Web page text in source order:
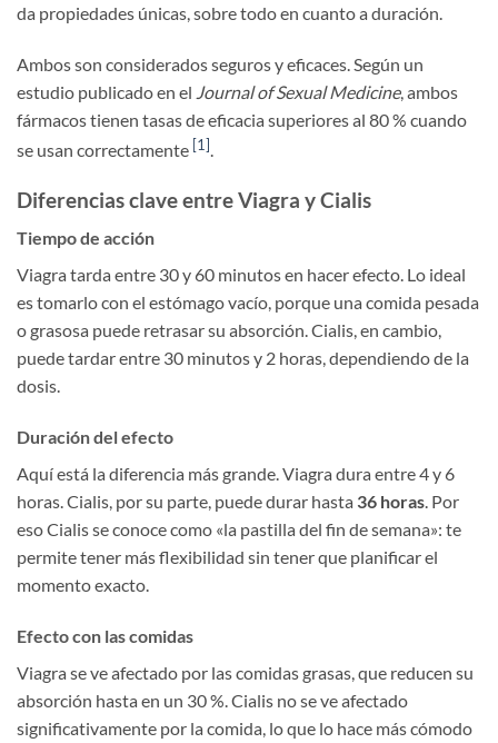
da propiedades únicas, sobre todo en cuanto a duración.
Ambos son considerados seguros y eficaces. Según un
estudio publicado en el Journal of Sexual Medicine, ambos
fármacos tienen tasas de eficacia superiores al 80 % cuando
se usan correctamente [1].
Diferencias clave entre Viagra y Cialis
Tiempo de acción
Viagra tarda entre 30 y 60 minutos en hacer efecto. Lo ideal
es tomarlo con el estómago vacío, porque una comida pesada
o grasosa puede retrasar su absorción. Cialis, en cambio,
puede tardar entre 30 minutos y 2 horas, dependiendo de la
dosis.
Duración del efecto
Aquí está la diferencia más grande. Viagra dura entre 4 y 6
horas. Cialis, por su parte, puede durar hasta 36 horas. Por
eso Cialis se conoce como «la pastilla del fin de semana»: te
permite tener más flexibilidad sin tener que planificar el
momento exacto.
Efecto con las comidas
Viagra se ve afectado por las comidas grasas, que reducen su
absorción hasta en un 30 %. Cialis no se ve afectado
significativamente por la comida, lo que lo hace más cómodo